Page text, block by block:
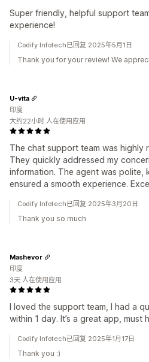
Super friendly, helpful support
experience!
Codify Infotech已回复 2025年5月1日
Thank you for your review! We
The chat support team was highly
They quickly addressed my
information. The agent was polite,
ensured a smooth experience.
U-vita
印度
大约22小时 人在使用应用
Codify Infotech已回复 2025年3月20日
Thank you so much
I loved the support team, I had a
within 1 day. It’s a great app, must
Mashevor
印度
3天 人在使用应用
Codify Infotech已回复 2025年1月17日
Thank you :)